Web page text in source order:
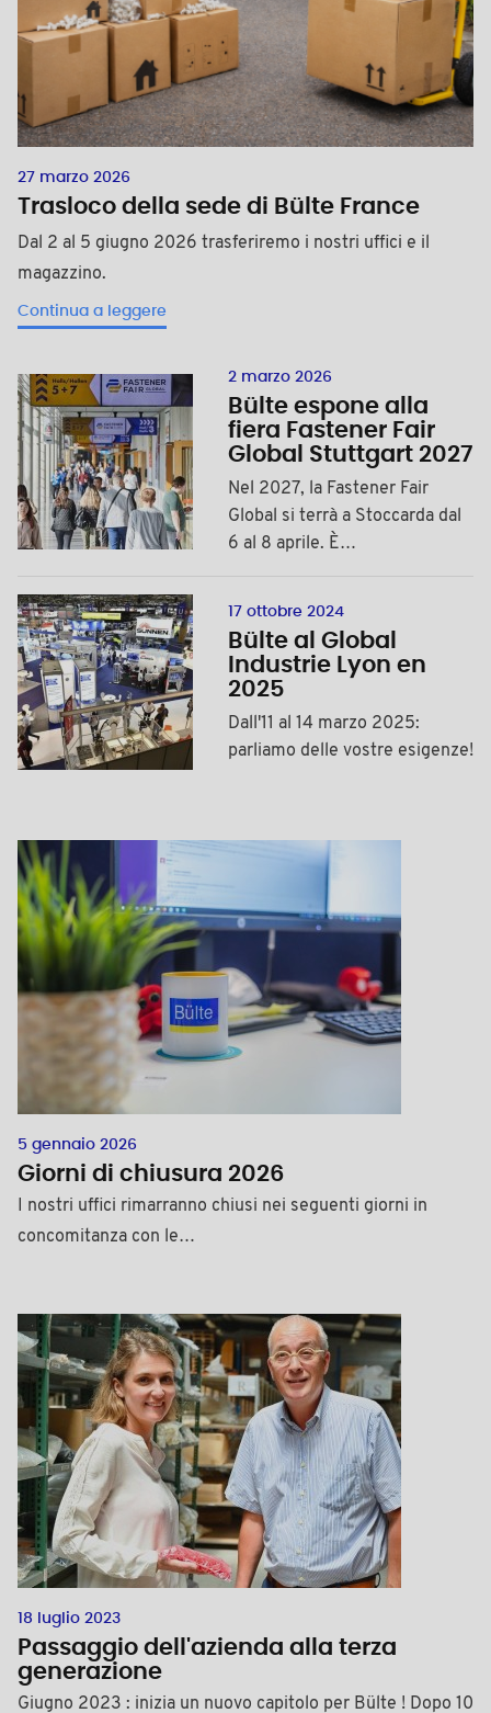
27 marzo 2026
Trasloco della sede di Bülte France
Dal 2 al 5 giugno 2026 trasferiremo i nostri uffici e il
magazzino.
Continua a leggere
2 marzo 2026
Bülte espone alla
fiera Fastener Fair
Global Stuttgart 2027
Nel 2027, la Fastener Fair
Global si terrà a Stoccarda dal
6 al 8 aprile. È…
17 ottobre 2024
Bülte al Global
Industrie Lyon en
2025
Dall'11 al 14 marzo 2025:
parliamo delle vostre esigenze!
5 gennaio 2026
Giorni di chiusura 2026
I nostri uffici rimarranno chiusi nei seguenti giorni in
concomitanza con le…
18 luglio 2023
Passaggio dell'azienda alla terza
generazione
Giugno 2023 : inizia un nuovo capitolo per Bülte ! Dopo 10